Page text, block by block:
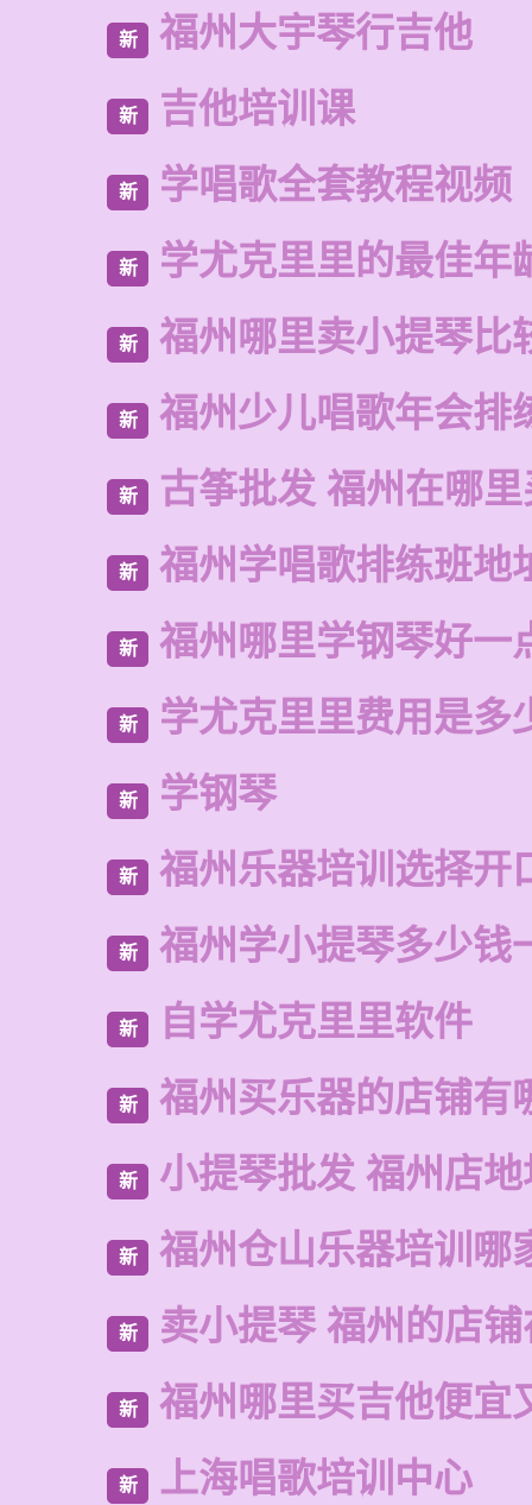
新 福州大宇琴行吉他
新 吉他培训课
新 学唱歌全套教程视频
新 学尤克里里的最佳年
新 福州哪里卖小提琴比
新 福州少儿唱歌年会排
新 古筝批发 福州在哪
新 福州学唱歌排练班地
新 福州哪里学钢琴好一
新 学尤克里里费用是多
新 学钢琴
新 福州乐器培训选择开
新 福州学小提琴多少钱
新 自学尤克里里软件
新 福州买乐器的店铺有
新 小提琴批发 福州店地
新 福州仓山乐器培训哪
新 卖小提琴 福州的店
新 福州哪里买吉他便宜
新 上海唱歌培训中心